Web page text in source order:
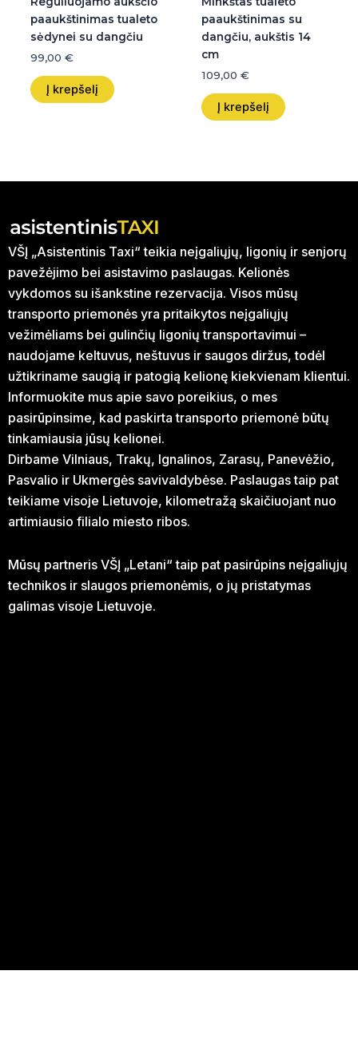
paaukštinimas tualeto
sėdynei su dangčiu
99,00 €
Į krepšelį
paaukštinimas su
dangčiu, aukštis 14
cm
109,00 €
Į krepšelį
VŠĮ „Asistentinis Taxi“ teikia neįgaliųjų, ligonių ir senjorų
pavežėjimo bei asistavimo paslaugas. Kelionės
vykdomos su išankstine rezervacija. Visos mūsų
transporto priemonės yra pritaikytos neįgaliųjų
vežimėliams bei gulinčių ligonių transportavimui –
naudojame keltuvus, neštuvus ir saugos diržus, todėl
užtikriname saugią ir patogią kelionę kiekvienam klientui.
Informuokite mus apie savo poreikius, o mes
pasirūpinsime, kad paskirta transporto priemonė būtų
tinkamiausia jūsų kelionei.
Dirbame Vilniaus, Trakų, Ignalinos, Zarasų, Panevėžio,
Pasvalio ir Ukmergės savivaldybėse. Paslaugas taip pat
teikiame visoje Lietuvoje, kilometražą skaičiuojant nuo
artimiausio filialo miesto ribos.
Mūsų partneris VŠĮ „Letani“ taip pat pasirūpins neįgaliųjų
technikos ir slaugos priemonėmis, o jų pristatymas
galimas visoje Lietuvoje.